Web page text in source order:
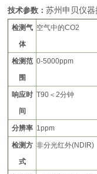
技术参数：苏州申贝仪
检测气
体
空气中的CO2
检测范
围
0-5000ppm
响应时
间
T90 ＜2分钟
分辨率 1ppm
检测方
式
非分光红外(NDIR)